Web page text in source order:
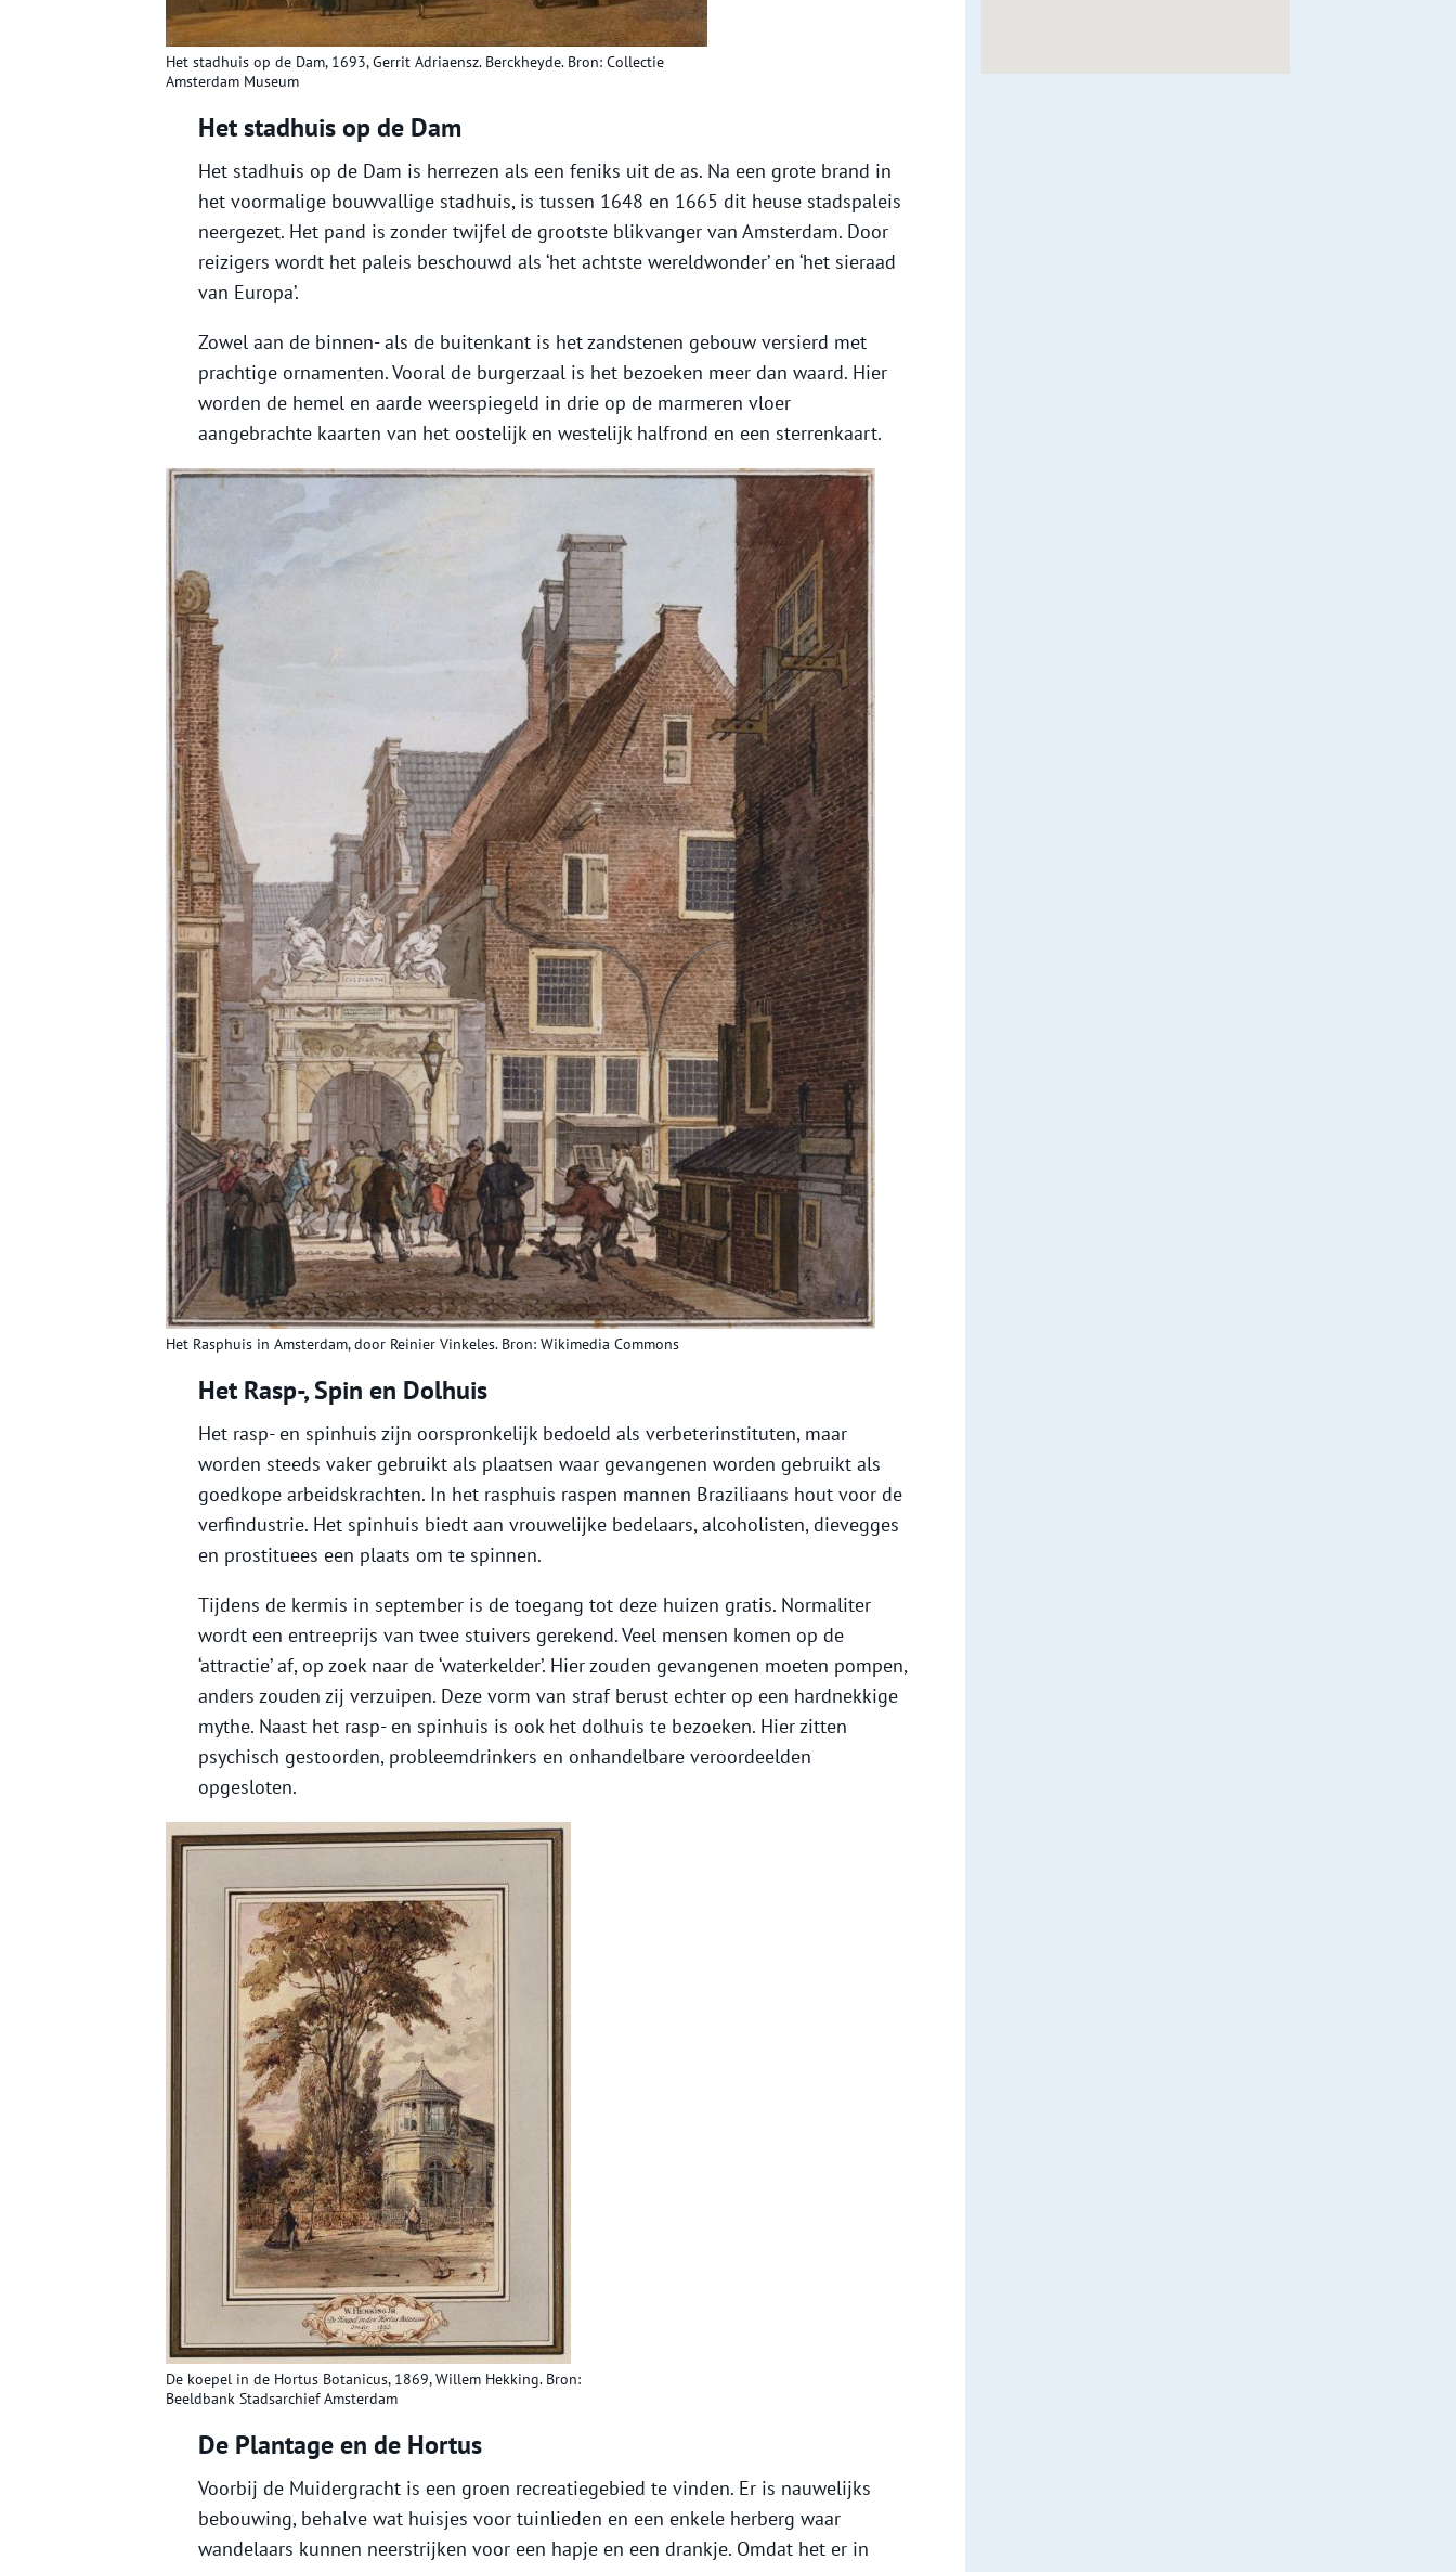
Het stadhuis op de Dam, 1693, Gerrit Adriaensz. Berckheyde. Bron: Collectie
Amsterdam Museum
Het stadhuis op de Dam
Het stadhuis op de Dam is herrezen als een feniks uit de as. Na een grote brand in
het voormalige bouwvallige stadhuis, is tussen 1648 en 1665 dit heuse stadspaleis
neergezet. Het pand is zonder twijfel de grootste blikvanger van Amsterdam. Door
reizigers wordt het paleis beschouwd als ‘het achtste wereldwonder’ en ‘het sieraad
van Europa’.
Zowel aan de binnen- als de buitenkant is het zandstenen gebouw versierd met
prachtige ornamenten. Vooral de burgerzaal is het bezoeken meer dan waard. Hier
worden de hemel en aarde weerspiegeld in drie op de marmeren vloer
aangebrachte kaarten van het oostelijk en westelijk halfrond en een sterrenkaart.
Het Rasphuis in Amsterdam, door Reinier Vinkeles. Bron: Wikimedia Commons
Het Rasp-, Spin en Dolhuis
Het rasp- en spinhuis zijn oorspronkelijk bedoeld als verbeterinstituten, maar
worden steeds vaker gebruikt als plaatsen waar gevangenen worden gebruikt als
goedkope arbeidskrachten. In het rasphuis raspen mannen Braziliaans hout voor de
verfindustrie. Het spinhuis biedt aan vrouwelijke bedelaars, alcoholisten, dievegges
en prostituees een plaats om te spinnen.
Tijdens de kermis in september is de toegang tot deze huizen gratis. Normaliter
wordt een entreeprijs van twee stuivers gerekend. Veel mensen komen op de
‘attractie’ af, op zoek naar de ‘waterkelder’. Hier zouden gevangenen moeten pompen,
anders zouden zij verzuipen. Deze vorm van straf berust echter op een hardnekkige
mythe. Naast het rasp- en spinhuis is ook het dolhuis te bezoeken. Hier zitten
psychisch gestoorden, probleemdrinkers en onhandelbare veroordeelden
opgesloten.
De koepel in de Hortus Botanicus, 1869, Willem Hekking. Bron:
Beeldbank Stadsarchief Amsterdam
De Plantage en de Hortus
Voorbij de Muidergracht is een groen recreatiegebied te vinden. Er is nauwelijks
bebouwing, behalve wat huisjes voor tuinlieden en een enkele herberg waar
wandelaars kunnen neerstrijken voor een hapje en een drankje. Omdat het er in